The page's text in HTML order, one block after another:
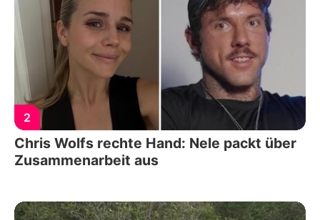
2
Chris Wolfs rechte Hand: Nele packt über
Zusammenarbeit aus